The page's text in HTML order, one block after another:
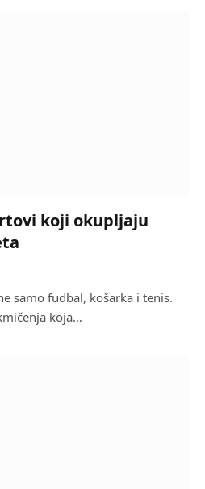
koji okupljaju
samo fudbal, košarka i tenis.
koja…